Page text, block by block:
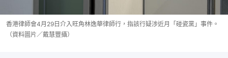
香港律師會4月29日介入旺角林逸華律師行，指該行疑涉近月「碰瓷黨」事件。
（資料圖片／戴慧豐攝）